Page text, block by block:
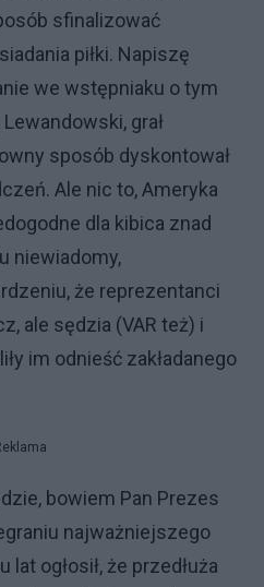
sfinalizować
piłki. Napiszę
we wstępniaku o tym
grał
sposób dyskontował
Ale nic to, Ameryka
dla kibica znad
niewiadomy,
że reprezentanci
ale sędzia (VAR też) i
im odnieść zakładanego
bowiem Pan Prezes
najważniejszego
ogłosił, że przedłuża